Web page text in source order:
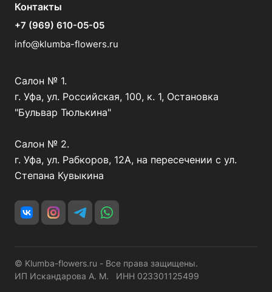
Контакты
+7 (969) 610-05-05
info@klumba-flowers.ru
Салон № 1.
г. Уфа, ул. Российская, 100, к. 1, Остановка
"Бульвар Тюлькина"
Салон № 2.
г. Уфа, ул. Рабкоров, 12А, на пересечении с ул.
Степана Кувыкина
© Klumba-flowers.ru - Все права защищены.
ИП Искандарова А. М. ИНН 023301125499